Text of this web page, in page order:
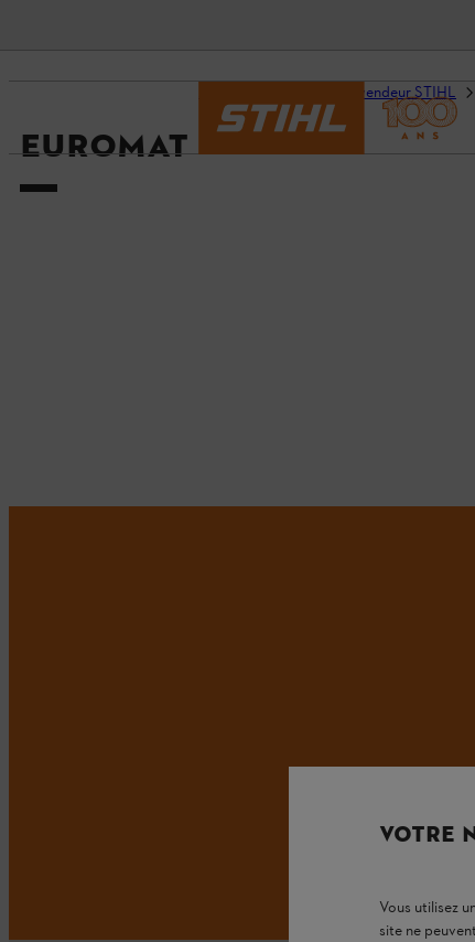
Trouvez un revendeur STIHL
EUROMAT
VOTRE
Vous utilisez
site ne